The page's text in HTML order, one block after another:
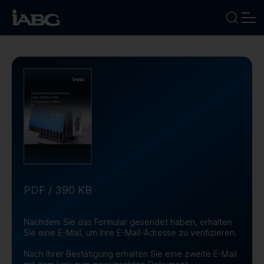
BRANCHEN
LEISTUNGEN
FOKUSTHEMEN
KARRIERE
PDF / 390 KB
Nachdem Sie das Formular gesendet haben, erhalten
Sie eine E-Mail, um Ihre E-Mail-Adresse zu verifizieren.
Nach Ihrer Bestätigung erhalten Sie eine zweite E-Mail